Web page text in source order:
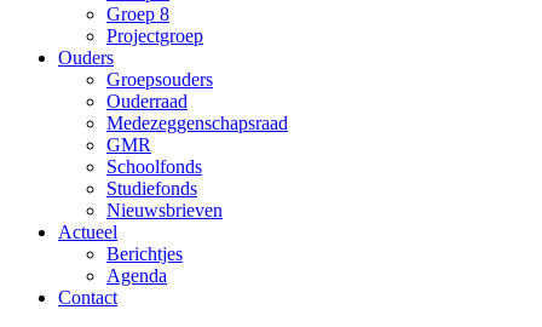
Groep 8
Projectgroep
Ouders
Groepsouders
Ouderraad
Medezeggenschapsraad
GMR
Schoolfonds
Studiefonds
Nieuwsbrieven
Actueel
Berichtjes
Agenda
Contact